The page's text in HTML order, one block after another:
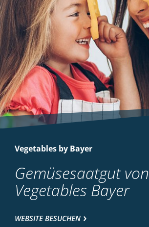
Vegetables by Bayer
Gemüsesaatgut von
Vegetables Bayer
WEBSITE BESUCHEN